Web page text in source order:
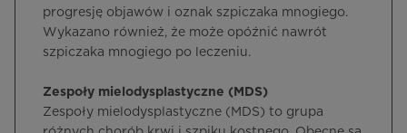
progresję objawów i oznak szpiczaka mnogiego.
Wykazano również, że może opóźnić nawrót
szpiczaka mnogiego po leczeniu.
Zespoły mielodysplastyczne (MDS)
Zespoły mielodysplastyczne (MDS) to grupa